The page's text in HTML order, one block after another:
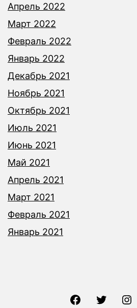
Апрель 2022
Март 2022
Февраль 2022
Январь 2022
Декабрь 2021
Ноябрь 2021
Октябрь 2021
Июль 2021
Июнь 2021
Май 2021
Апрель 2021
Март 2021
Февраль 2021
Январь 2021
FacebookTwitter